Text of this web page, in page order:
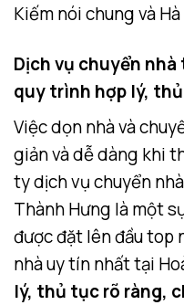
Kiếm nói chung và
Dịch vụ chuyển
quy trình hợp lý,
Việc dọn nhà và
giản và dễ dàng khi
ty dịch vụ chuyển
Thành Hưng là một
được đặt lên đầu top
nhà uy tín nhất tại
lý, thủ tục rõ ràng,